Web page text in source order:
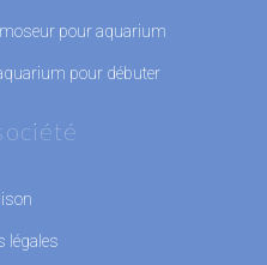
pour aquarium
pour débuter
légales